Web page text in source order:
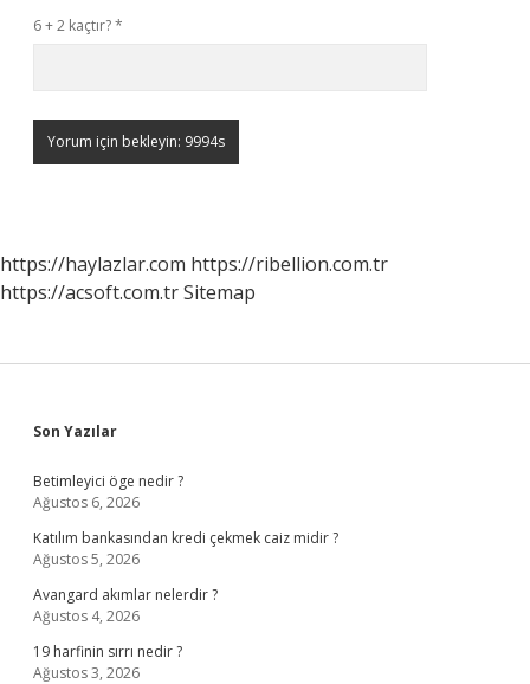
6 + 2 kaçtır?*
https://haylazlar.com https://ribellion.com.tr
https://acsoft.com.trSitemap
Sidebar
Son Yazılar
Betimleyici öge nedir ?
Ağustos 6, 2026
Katılım bankasından kredi çekmek caiz midir ?
Ağustos 5, 2026
Avangard akımlar nelerdir ?
Ağustos 4, 2026
19 harfinin sırrı nedir ?
Ağustos 3, 2026